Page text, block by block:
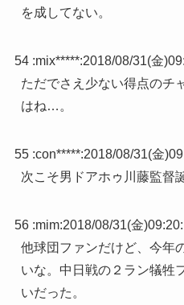
を成してない。
54 :mix*****:2018/08/31(金
ただでさえ少ない得点のチ
はね…。
55 :con*****:2018/08/31(金
次こそ男ドアホゥ川藤監督
56 :mim:2018/08/31(金
他球団ファンだけど、今年
いな。中日戦の２ラン犠牲
いだった。